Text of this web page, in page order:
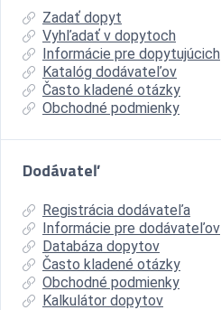
Zadať dopyt
Vyhľadať v dopytoch
Informácie pre dopytujúcich
Katalóg dodávateľov
Často kladené otázky
Obchodné podmienky
Dodávateľ
Registrácia dodávateľa
Informácie pre dodávateľov
Databáza dopytov
Často kladené otázky
Obchodné podmienky
Kalkulátor dopytov